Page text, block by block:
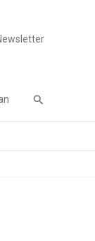
Pesquisa